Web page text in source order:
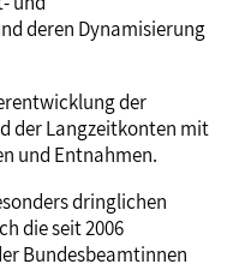
deren Dynamisierung
der
der Langzeitkonten mit
und Entnahmen.
dringlichen
die seit 2006
Bundesbeamtinnen